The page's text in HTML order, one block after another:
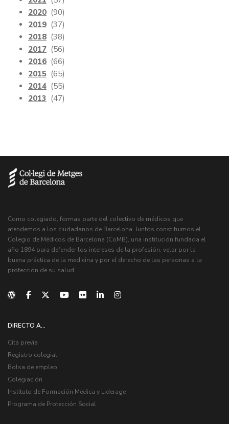
2020 (90)
2019 (37)
2018 (38)
2017 (56)
2016 (66)
2015 (65)
2014 (55)
2013 (47)
Como colegiado, formas parte del colectivo de médicos que
atendemos a los ciudadanos de Barcelona. Juntos constituimos el
Colegio de Médicos de Barcelona (CoMB), una institución fundada el
año 1894 para defender los intereses de la profesión, velar por la
buena práctica de la medicina y por el derecho de las personas a la
protección de su salud.
DIRECTO A...
Cita previa
Registro colegial
Bolsa de empleo
Colegiación
Instituto de Formación Médica y Liderage
Programa de Protección Social